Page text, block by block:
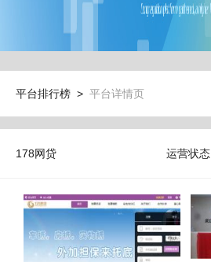
平台排行榜 > 平台详情页
178网贷 运营状态